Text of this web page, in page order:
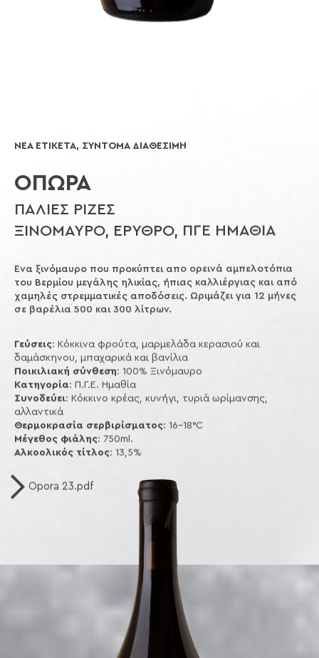
ΝΕΑ ΕΤΙΚΕΤΑ, ΣΥΝΤΟΜΑ ΔΙΑΘΕΣΙΜΗ
ΟΠΩΡΑ
ΠΑΛΙΕΣ ΡΙΖΕΣ
ΞΙΝΟΜΑΥΡΟ, ΕΡΥΘΡΟ, ΠΓΕ ΗΜΑΘΙΑ
Ενα ξινόμαυρο που προκύπτει απο ορεινά αμπελοτόπια
του Βερμίου μεγάλης ηλικίας, ήπιας καλλιέργιας και από
χαμηλές στρεμματικές αποδόσεις. Ωριμάζει για 12 μήνες
σε βαρέλια 500 και 300 λίτρων.
Γεύσεις: Κόκκινα φρούτα, μαρμελάδα κερασιού και
δαμάσκηνου, μπαχαρικά και βανίλια
Ποικιλιακή σύνθεση: 100% Ξινόμαυρο
Κατηγορία: Π.Γ.Ε. Ημαθία
Συνοδεύει: Κόκκινο κρέας, κυνήγι, τυριά ωρίμανσης,
αλλαντικά
Θερμοκρασία σερβιρίσματος: 16-18°C
Μέγεθος φιάλης: 750ml.
Αλκοολικός τίτλος: 13,5%
Opora 23.pdf